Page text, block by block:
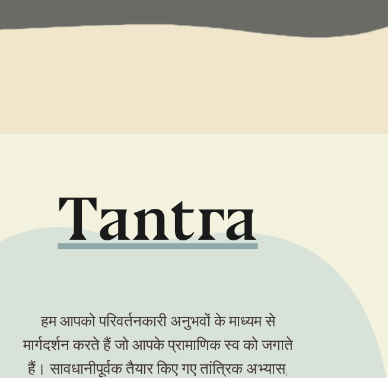
हम
और कुंडलिनी जागरण से लेकर कश्मीर शैवधर्म, पवित्र यौनता और जीवित तांत्रिक वंशावलियों तक।
हम आपको परिवर्तनकारी अनुभवों के माध्यम से
मार्गदर्शन करते हैं जो आपके प्रामाणिक स्व को जगाते
हैं। सावधानीपूर्वक तैयार किए गए तांत्रिक अभ्यास,